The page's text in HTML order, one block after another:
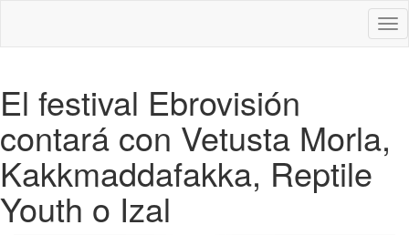
El festival Ebrovisión
contará con Vetusta Morla,
Kakkmaddafakka, Reptile
Youth o Izal